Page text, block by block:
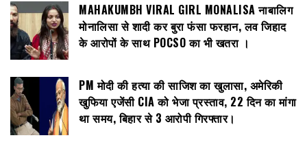
MAHAKUMBH VIRAL GIRL MONALISA नाबालिग
मोनालिसा से शादी कर बुरा फंसा फरहान, लव जिहाद
के आरोपों के साथ POCSO का भी खतरा ।
PM मोदी की हत्या की साजिश का खुलासा, अमेरिकी
खुफिया एजेंसी CIA को भेजा प्रस्ताव, 22 दिन का मांगा
था समय, बिहार से 3 आरोपी गिरफ्तार।